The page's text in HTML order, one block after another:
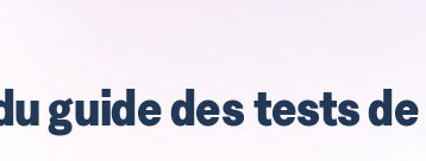
guide des tests